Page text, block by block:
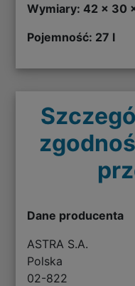
Wymiary: 42 x 30
Pojemność: 27 l
Dane producenta
ASTRA S.A.
Polska
02-822